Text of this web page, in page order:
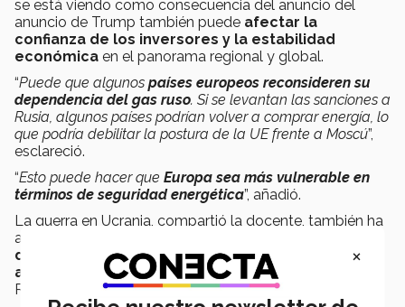
se está viendo como consecuencia del anuncio del
anuncio de Trump también puede afectar la
confianza de los inversores y la estabilidad
económica en el panorama regional y global.
“Puede que algunos países europeos reconsideren su
dependencia del gas ruso. Si se levantan las sanciones a
Rusia, algunos países podrían volver a comprar energía, lo
que podría debilitar la postura de la UE frente a Moscú”,
esclareció.
“Esto puede hacer que Europa sea más vulnerable en
términos de seguridad energética”, añadió.
La guerra en Ucrania, compartió la docente, también ha
afectado significativamente la
de metales en la región con el 25 % de las tierras
agrícolas más fértiles de Ucraniaocupadas por
Rusia.
×